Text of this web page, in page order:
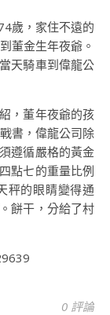
歲，家住不遠的
董金生年夜爺。
天騎車到偉龍公
，董年夜爺的孩
書，偉龍公司除
遵循嚴格的黃金
點七的重量比例
秤的眼睛變得通
餅干，分給了村
0 評論